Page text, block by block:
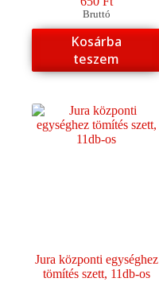
Bruttó
Kosárba
teszem
Jura központi egységhez
tömítés szett, 11db-os